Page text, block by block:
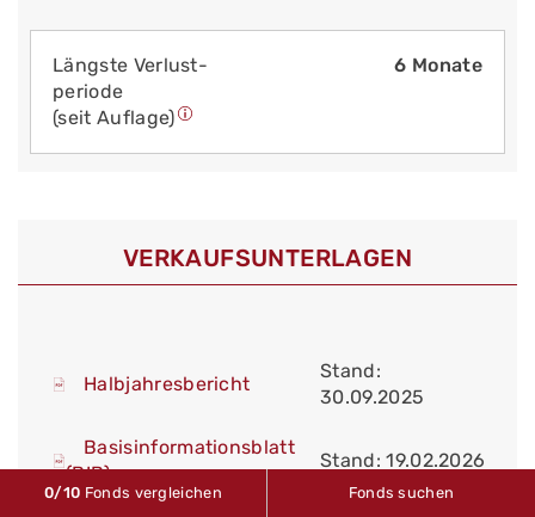
Längste Verlust­
periode
(seit Auflage)
6 Monate
VERKAUFS­UNTERLAGEN
Halbjahresbericht
Stand:
30.09.2025
Basisinformationsblatt
(BIB)
Stand: 19.02.2026
0/10 Fonds vergleichen Fonds suchen